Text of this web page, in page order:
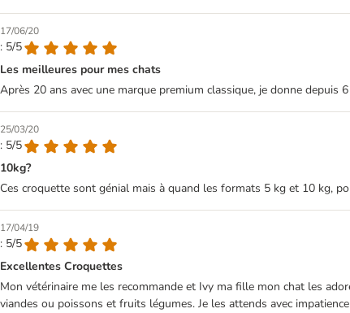
17/06/20
: 5/5
Les meilleures pour mes chats
Après 20 ans avec une marque premium classique, je donne
25/03/20
: 5/5
10kg?
Ces croquette sont génial mais à quand les formats 5 kg et 10 kg,
17/04/19
: 5/5
Excellentes Croquettes
Mon vétérinaire me les recommande et Ivy ma fille mon chat les
viandes ou poissons et fruits légumes. Je les attends avec